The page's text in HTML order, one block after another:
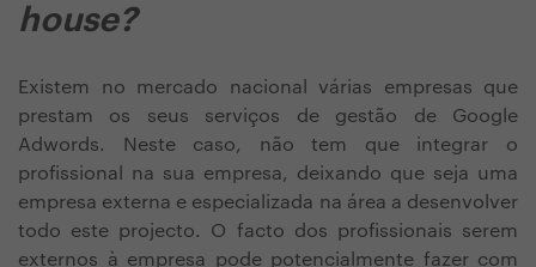
house?
Existem no mercado nacional várias empresas que
prestam os seus serviços de gestão de Google
Adwords. Neste caso, não tem que integrar o
profissional na sua empresa, deixando que seja uma
empresa externa e especializada na área a desenvolver
todo este projecto. O facto dos profissionais serem
externos à empresa pode potencialmente fazer com